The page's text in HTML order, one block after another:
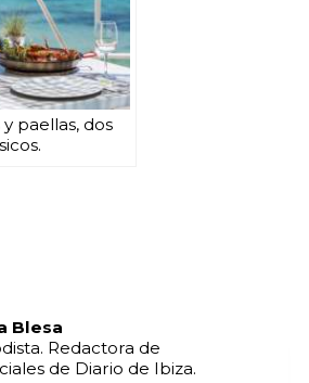
paellas, dos
Blesa
Redactora de
de Diario de Ibiza.